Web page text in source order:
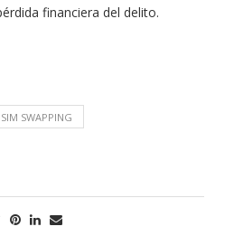
financiera del delito.
SIM SWAPPING